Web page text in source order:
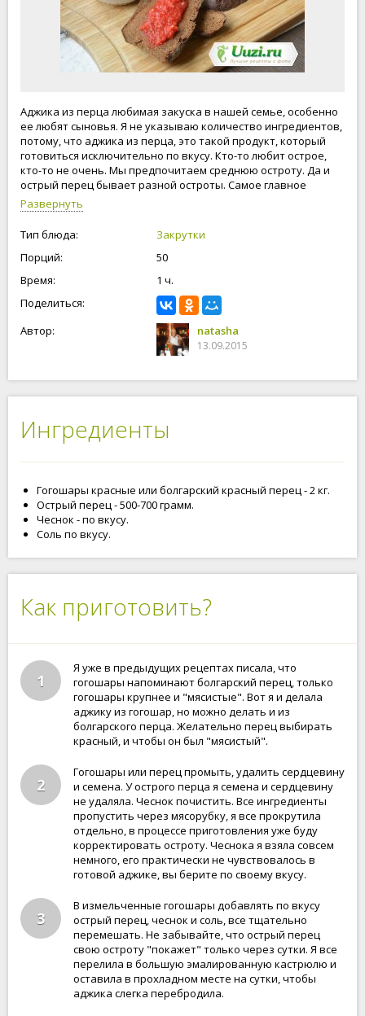
Аджика из перца любимая закуска в нашей семье, особенно
ее любят сыновья. Я не указываю количество ингредиентов,
потому, что аджика из перца, это такой продукт, который
готовиться исключительно по вкусу. Кто-то любит острое,
кто-то не очень. Мы предпочитаем среднюю остроту. Да и
острый перец бывает разной остроты. Самое главное
готовить с любовью.
Развернуть
Тип блюда:
Закрутки
Порций:
50
Время:
1 ч.
Поделиться:
Автор:
natasha
13.09.2015
Ингредиенты
Гогошары красные или болгарский красный перец - 2 кг.
Острый перец - 500-700 грамм.
Чеснок - по вкусу.
Соль по вкусу.
Как приготовить?
1
Я уже в предыдущих рецептах писала, что
гогошары напоминают болгарский перец, только
гогошары крупнее и "мясистые". Вот я и делала
аджику из гогошар, но можно делать и из
болгарского перца. Желательно перец выбирать
красный, и чтобы он был "мясистый".
2
Гогошары или перец промыть, удалить сердцевину
и семена. У острого перца я семена и сердцевину
не удаляла. Чеснок почистить. Все ингредиенты
пропустить через мясорубку, я все прокрутила
отдельно, в процессе приготовления уже буду
корректировать остроту. Чеснока я взяла совсем
немного, его практически не чувствовалось в
готовой аджике, вы берите по своему вкусу.
3
В измельченные гогошары добавлять по вкусу
острый перец, чеснок и соль, все тщательно
перемешать. Не забывайте, что острый перец
свою остроту "покажет" только через сутки. Я все
перелила в большую эмалированную кастрюлю и
оставила в прохладном месте на сутки, чтобы
аджика слегка перебродила.